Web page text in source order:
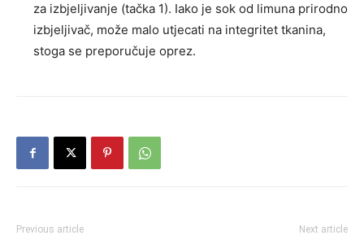
za izbjeljivanje (tačka 1). Iako je sok od limuna prirodno
izbjeljivač, može malo utjecati na integritet tkanina,
stoga se preporučuje oprez.
Previous article Next article